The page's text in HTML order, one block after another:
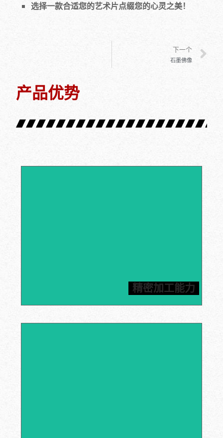
选择一款合适您的艺术片点缀您的心灵之美！
下一个
石墨佛像
产品优势
精密加工能力
工设备，能够满足客户对石墨加工件高精度的要求，所有
产品均按照图纸进行加工。